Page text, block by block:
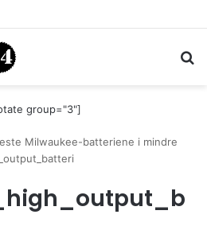
til Festool billigere
group="3"]
Milwaukee-batteriene i mindre